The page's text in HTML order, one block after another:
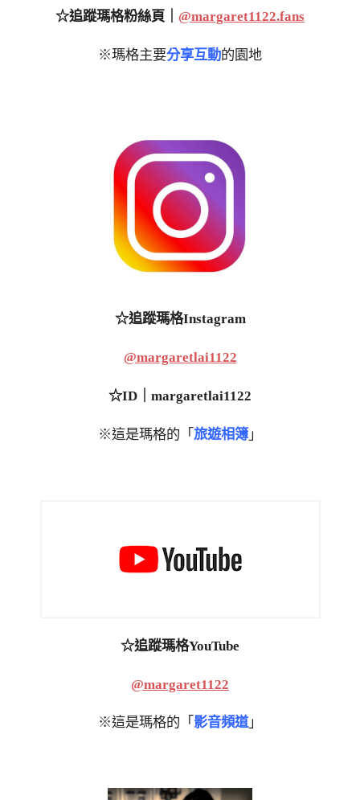
☆追蹤瑪格粉絲頁｜ @margaret1122.fans
※瑪格主要分享互動的園地
☆追蹤瑪格Instagram
@margaretlai1122
☆ID｜margaretlai1122
※這是瑪格的「 旅遊相簿 」
☆追蹤瑪格YouTube
@margaret1122
※這是瑪格的「 影音頻道」